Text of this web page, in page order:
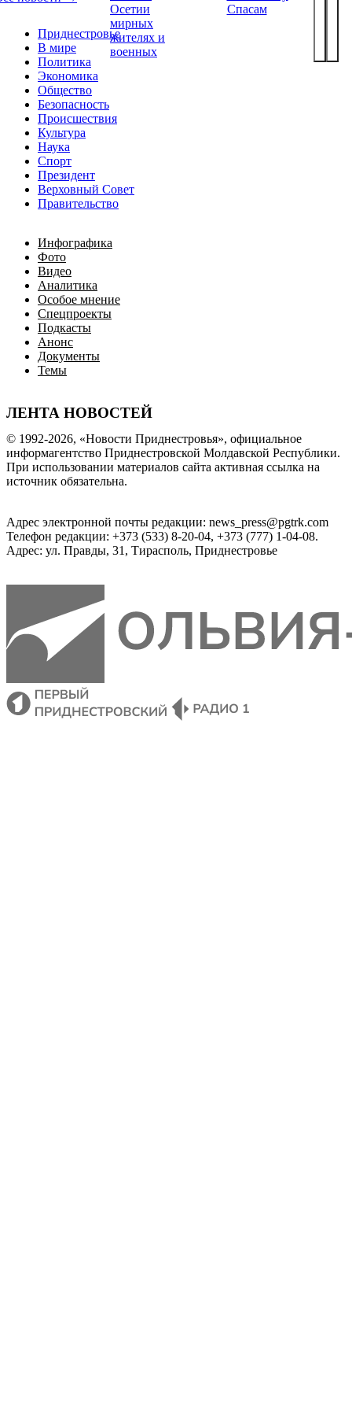
Приднестровье
В мире
Политика
Экономика
Общество
Безопасность
Происшествия
Культура
Наука
Спорт
Президент
Верховный Совет
Правительство
Инфографика
Фото
Видео
Аналитика
Особое мнение
Спецпроекты
Подкасты
Анонс
Документы
Темы
ЛЕНТА НОВОСТЕЙ
Осетии
мирных
жителях и
военных
Спасам
© 1992-2026, «Новости Приднестровья», официальное
информагентство Приднестровской Молдавской Республики.
При использовании материалов сайта активная ссылка на
источник обязательна.
Адрес электронной почты редакции: news_press@pgtrk.com
Телефон редакции: +373 (533) 8-20-04, +373 (777) 1-04-08.
Адрес: ул. Правды, 31, Тирасполь, Приднестровье